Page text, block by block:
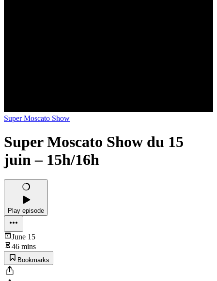
Super Moscato Show
Super Moscato Show du 15
juin – 15h/16h
Play episode
June 15
46 mins
Bookmarks